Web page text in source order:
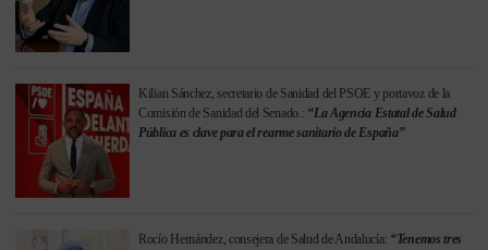
Kilian Sánchez, secretario de Sanidad del PSOE y portavoz de la
Comisión de Sanidad del Senado.: “La Agencia Estatal de Salud
Pública es clave para el rearme sanitario de España”
Rocío Hernández, consejera de Salud de Andalucía: “Tenemos tres